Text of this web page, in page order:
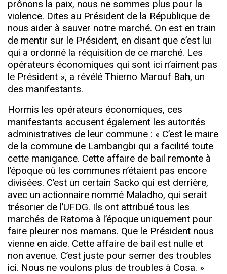
prônons la paix, nous ne sommes plus pour la
violence. Dites au Président de la République de
nous aider à sauver notre marché. On est en train
de mentir sur le Président, en disant que c’est lui
qui a ordonné la réquisition de ce marché. Les
opérateurs économiques qui sont ici n’aiment pas
le Président », a révélé Thierno Marouf Bah, un
des manifestants.
Hormis les opérateurs économiques, ces
manifestants accusent également les autorités
administratives de leur commune : « C’est le maire
de la commune de Lambangbi qui a facilité toute
cette manigance. Cette affaire de bail remonte à
l’époque où les communes n’étaient pas encore
divisées. C’est un certain Sacko qui est derrière,
avec un actionnaire nommé Maladho, qui serait
trésorier de l’UFDG. Ils ont attribué tous les
marchés de Ratoma à l’époque uniquement pour
faire pleurer nos mamans. Que le Président nous
vienne en aide. Cette affaire de bail est nulle et
non avenue. C’est juste pour semer des troubles
ici. Nous ne voulons plus de troubles à Cosa. »